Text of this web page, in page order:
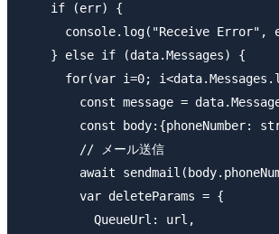
    if (err) {
console.log("Receive Error",
    } else if (data.Messages) {
for(var i=0;
const message =
const body:{phoneNumber:
        // メール送信
await
        var deleteParams = {
          QueueUrl: url,